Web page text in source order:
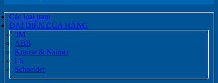
Các loại trạm
ĐẠI DIỆN CỦA HÃNG
3M
ABB
Krause & Naimer
LS
Schneider